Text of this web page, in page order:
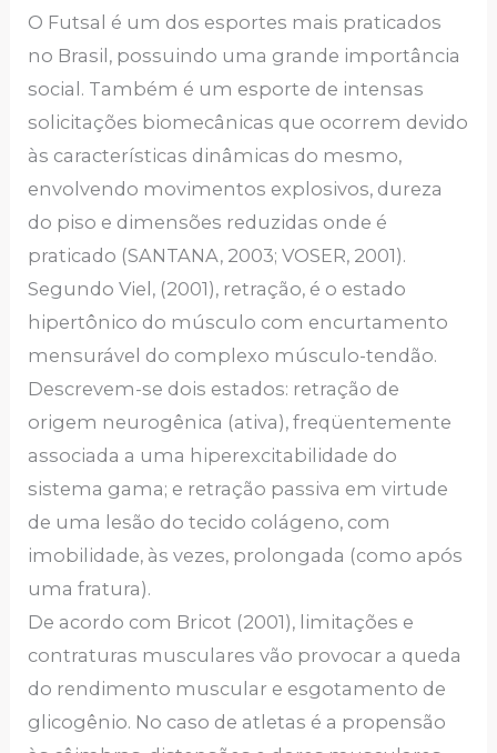
O Futsal é um dos esportes mais praticados
no Brasil, possuindo uma grande importância
social. Também é um esporte de intensas
solicitações biomecânicas que ocorrem devido
às características dinâmicas do mesmo,
envolvendo movimentos explosivos, dureza
do piso e dimensões reduzidas onde é
praticado (SANTANA, 2003; VOSER, 2001).
Segundo Viel, (2001), retração, é o estado
hipertônico do músculo com encurtamento
mensurável do complexo músculo-tendão.
Descrevem-se dois estados: retração de
origem neurogênica (ativa), freqüentemente
associada a uma hiperexcitabilidade do
sistema gama; e retração passiva em virtude
de uma lesão do tecido colágeno, com
imobilidade, às vezes, prolongada (como após
uma fratura).
De acordo com Bricot (2001), limitações e
contraturas musculares vão provocar a queda
do rendimento muscular e esgotamento de
glicogênio. No caso de atletas é a propensão